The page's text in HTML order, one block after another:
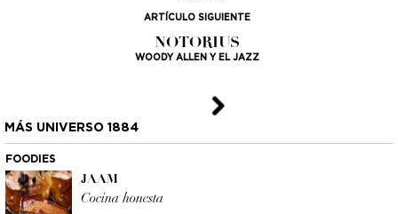
ARTÍCULO SIGUIENTE
NOTORIUS
WOODY ALLEN Y EL JAZZ
MÁS UNIVERSO 1884
FOODIES
JAAM
Cocina honesta